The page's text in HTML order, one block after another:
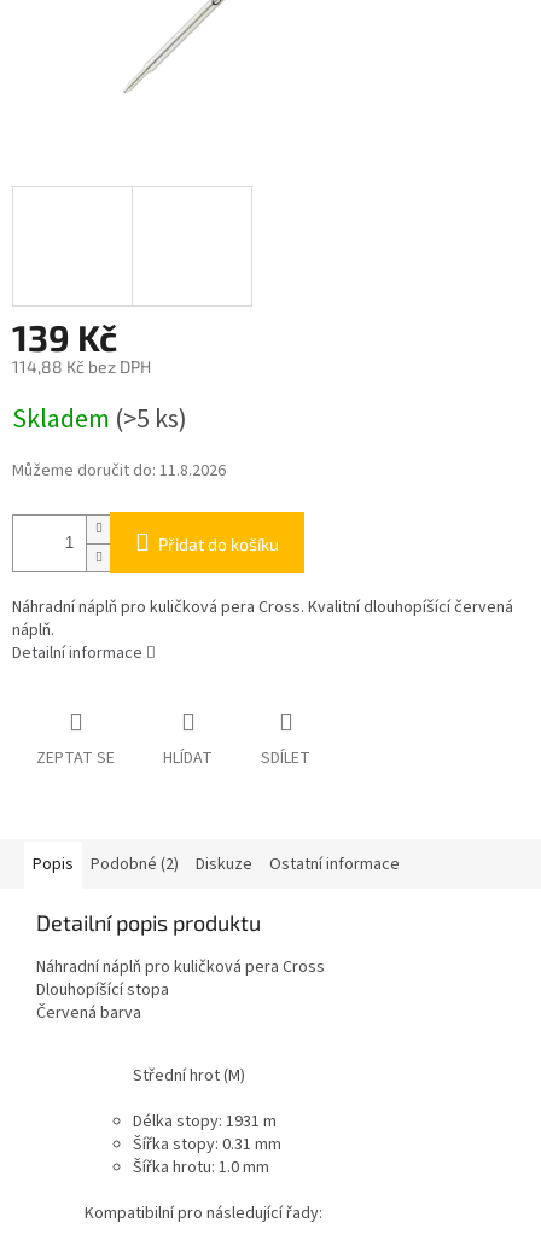
139 Kč
114,88 Kč bez DPH
cena:
Skladem (>5 ks)
Můžeme doručit do: 11.8.2026
Přidat do košíku
Náhradní náplň pro kuličková pera Cross. Kvalitní dlouhopíšící červená
náplň.
Detailní informace
ZEPTAT SE HLÍDAT SDÍLET
Popis Podobné (2) Diskuze Ostatní informace
Detailní popis produktu
Náhradní náplň pro kuličková pera Cross
Dlouhopíšící stopa
Červená barva
Střední hrot (M)
Délka stopy: 1931 m
Šířka stopy: 0.31 mm
Šířka hrotu: 1.0 mm
Kompatibilní pro následující řady: